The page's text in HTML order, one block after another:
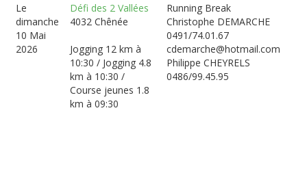
Le
dimanche
10 Mai
2026
Défi des 2 Vallées
4032 Chênée
Jogging 12 km à
10:30 / Jogging 4.8
km à 10:30 /
Course jeunes 1.8
km à 09:30
Running Break
Christophe DEMARCHE
0491/74.01.67
cdemarche@hotmail.com
Philippe CHEYRELS
0486/99.45.95